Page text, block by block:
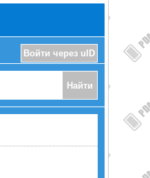
Войти через uID